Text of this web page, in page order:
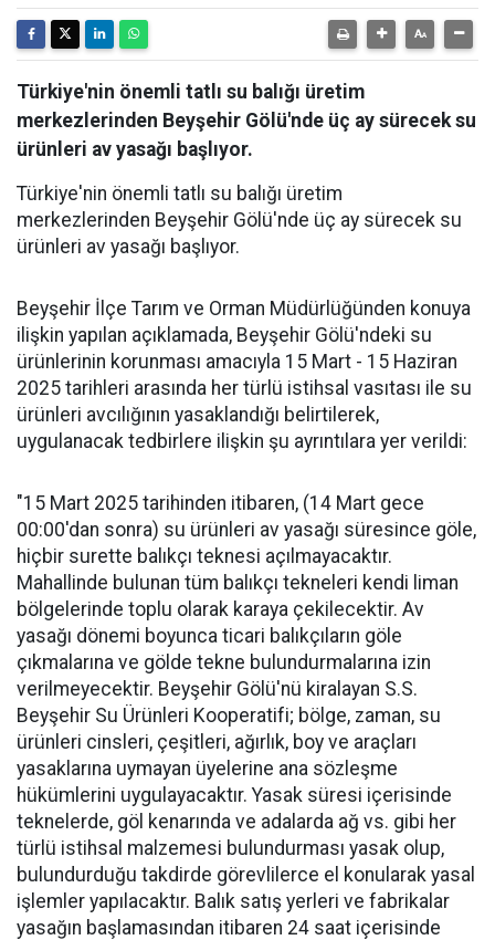
Türkiye'nin önemli tatlı su balığı üretim
merkezlerinden Beyşehir Gölü'nde üç ay sürecek su
ürünleri av yasağı başlıyor.
Türkiye'nin önemli tatlı su balığı üretim
merkezlerinden Beyşehir Gölü'nde üç ay sürecek su
ürünleri av yasağı başlıyor.
Beyşehir İlçe Tarım ve Orman Müdürlüğünden konuya
ilişkin yapılan açıklamada, Beyşehir Gölü'ndeki su
ürünlerinin korunması amacıyla 15 Mart - 15 Haziran
2025 tarihleri arasında her türlü istihsal vasıtası ile su
ürünleri avcılığının yasaklandığı belirtilerek,
uygulanacak tedbirlere ilişkin şu ayrıntılara yer verildi:
"15 Mart 2025 tarihinden itibaren, (14 Mart gece
00:00'dan sonra) su ürünleri av yasağı süresince göle,
hiçbir surette balıkçı teknesi açılmayacaktır.
Mahallinde bulunan tüm balıkçı tekneleri kendi liman
bölgelerinde toplu olarak karaya çekilecektir. Av
yasağı dönemi boyunca ticari balıkçıların göle
çıkmalarına ve gölde tekne bulundurmalarına izin
verilmeyecektir. Beyşehir Gölü'nü kiralayan S.S.
Beyşehir Su Ürünleri Kooperatifi; bölge, zaman, su
ürünleri cinsleri, çeşitleri, ağırlık, boy ve araçları
yasaklarına uymayan üyelerine ana sözleşme
hükümlerini uygulayacaktır. Yasak süresi içerisinde
teknelerde, göl kenarında ve adalarda ağ vs. gibi her
türlü istihsal malzemesi bulundurması yasak olup,
bulundurduğu takdirde görevlilerce el konularak yasal
işlemler yapılacaktır. Balık satış yerleri ve fabrikalar
yasağın başlamasından itibaren 24 saat içerisinde